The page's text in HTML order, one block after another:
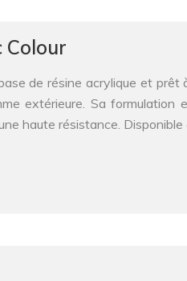
Colour
de résine acrylique et prêt à
extérieure. Sa formulation
haute résistance. Disponible